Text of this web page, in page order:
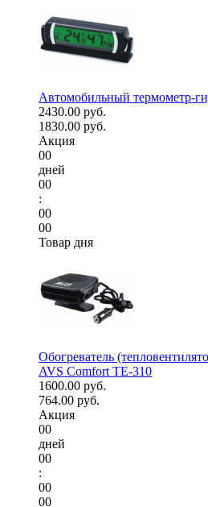
Автомобильный термометр-
2430.00 руб.
1830.00 руб.
Акция
00
дней
00
:
00
00
Товар дня
Обогреватель
AVS Comfort TE-310
1600.00 руб.
764.00 руб.
Акция
00
дней
00
:
00
00